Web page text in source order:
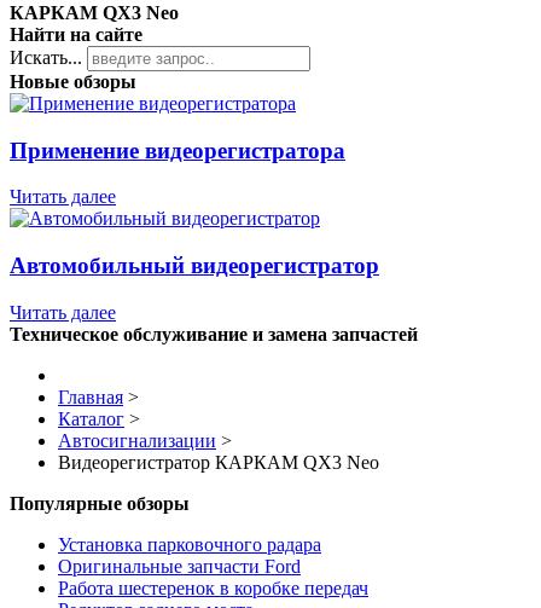
КАРКАМ QX3 Neo
Найти на сайте
Искать...
Новые обзоры
Применение видеорегистратора
Читать далее
Автомобильный видеорегистратор
Читать далее
Техническое обслуживание и замена запчастей
Главная >
Каталог >
Автосигнализации >
Видеорегистратор КАРКАМ QX3 Neo
Популярные обзоры
Установка парковочного радара
Оригинальные запчасти Ford
Работа шестеренок в коробке передач